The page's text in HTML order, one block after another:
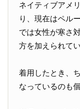
ネイティブアメ
り、現在はペル
では女性が寒さ
方を加えられてい
着用したとき、
なっているのも